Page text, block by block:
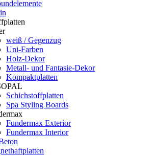
weiß / Gegenzug
Uni-Farben
Holz-Dekor
Metall- und Fantasie-Dekor
Kompaktplatten
Schichstoffplatten
Spa Styling Boards
Fundermax Exterior
Fundermax Interior